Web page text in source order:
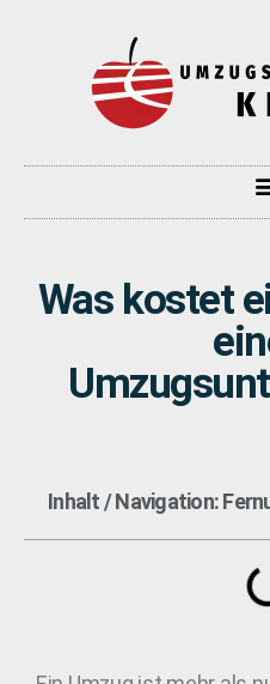
Was kostet
Inhalt / Navigation: